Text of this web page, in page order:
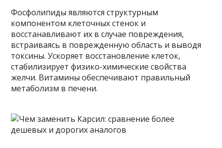
Фосфолипиды являются структурным
компонентом клеточных стенок и
восстанавливают их в случае повреждения,
встраиваясь в поврежденную область и выводя
токсины. Ускоряет восстановление клеток,
стабилизирует физико-химические свойства
желчи. Витамины обеспечивают правильный
метаболизм в печени.